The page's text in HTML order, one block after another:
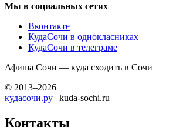
Мы в социальных сетях
Вконтакте
КудаСочи в однокласниках
КудаСочи в телеграме
Афиша Сочи — куда сходить в Сочи
© 2013–2026
кудасочи.ру | kuda-sochi.ru
Контакты